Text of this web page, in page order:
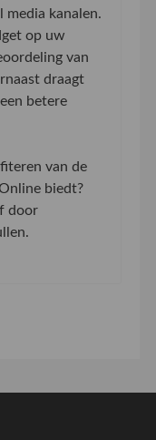
media kanalen.
op uw
van
draagt
betere
van de
biedt?
door